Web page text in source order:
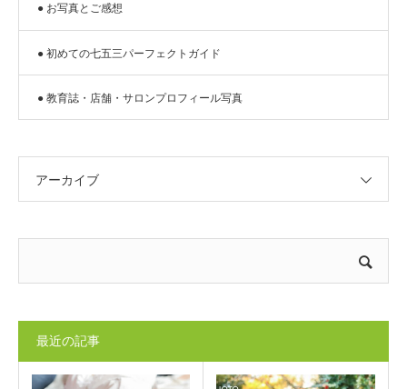
● お写真とご感想
● 初めての七五三パーフェクトガイド
● 教育誌・店舗・サロンプロフィール写真
アーカイブ
最近の記事